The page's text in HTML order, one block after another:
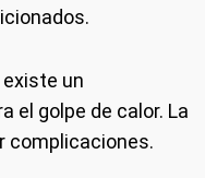
un
el golpe de calor. La
complicaciones.